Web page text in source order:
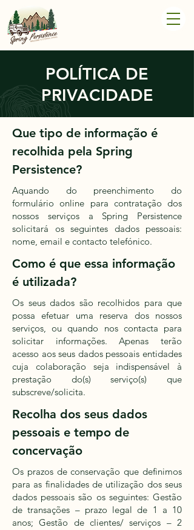
POLÍTICA DE
PRIVACIDADE
Que tipo de informação é
recolhida pela Spring
Persistence?
Aquando do preenchimento do
formulário online para contratação dos
nossos serviços a Spring Persistence
solicitará os seguintes dados pessoais:
nome, email e contacto telefónico.
Como é que essa informação
é utilizada?
Os seus dados são recolhidos para que
possa efetuar uma reserva dos nossos
serviços, ou quando nos contacta para
solicitar informações. Apenas terão
acesso aos seus dados pessoais entidades
cuja colaboração seja indispensável à
prestação do(s) serviço(s) que
subscreve/solicita.
Recolha dos seus dados
pessoais e tempo de
concervação
Os prazos de conservação que definimos
para as finalidades de utilização dos seus
dados pessoais são os seguintes: Gestão
de transações – prazo legal de 1 a 10
anos; Gestão de clientes/ serviços – 2